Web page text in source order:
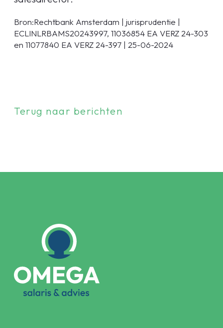
Bron:Rechtbank Amsterdam | jurisprudentie |
ECLINLRBAMS20243997, 11036854 EA VERZ 24-303
en 11077840 EA VERZ 24-397 | 25-06-2024
Terug naar berichten